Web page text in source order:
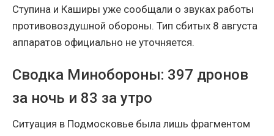
Ступина и Каширы уже сообщали о звуках работы
противовоздушной обороны. Тип сбитых 8 августа
аппаратов официально не уточняется.
Сводка Минобороны: 397 дронов
за ночь и 83 за утро
Ситуация в Подмосковье была лишь фрагментом